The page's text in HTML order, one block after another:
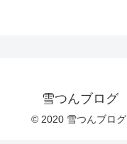
雪つんブログ
© 2020 雪つんブログ.